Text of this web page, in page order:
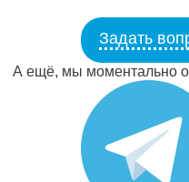
Задать
А ещё, мы моментально